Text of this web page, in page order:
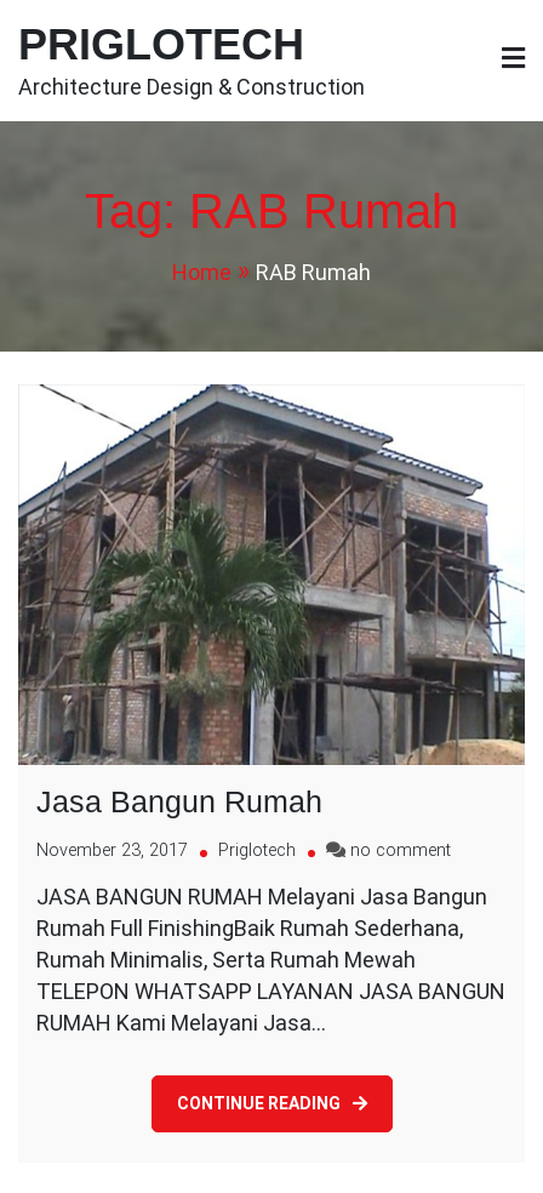
content
PRIGLOTECH
Architecture Design & Construction
Tag: RAB Rumah
Home RAB Rumah
Jasa Bangun Rumah
November 23, 2017 Priglotech no commenton
Bangun
Rumah
JASA BANGUN RUMAH Melayani Jasa Bangun
Rumah Full FinishingBaik Rumah Sederhana,
Rumah Minimalis, Serta Rumah Mewah
TELEPON WHATSAPP LAYANAN JASA BANGUN
RUMAH Kami Melayani Jasa…
CONTINUE READING